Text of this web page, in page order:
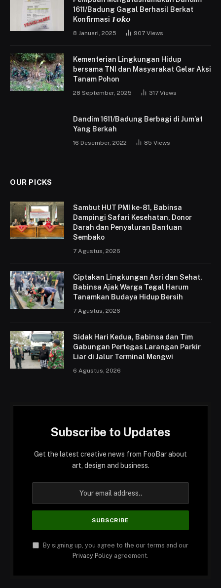
1611/Badung Gagal Berhasil Berkat
Konfirmasi 𝙏𝙤𝙠𝙤
8 Januari, 2025 907 Views
Kementerian Lingkungan Hidup
bersama TNI dan Masyarakat Gelar Aksi
Tanam Pohon
28 September, 2025 317 Views
Dandim 1611/Badung Berbagi di Jum’at
Yang Berkah
16 Desember, 2022 85 Views
OUR PICKS
Sambut HUT PMI ke-81, Babinsa
Dampingi Safari Kesehatan, Donor
Darah dan Penyaluran Bantuan
Sembako
7 Agustus, 2026
Ciptakan Lingkungan Asri dan Sehat,
Babinsa Ajak Warga Tegal Harum
Tanamkan Budaya Hidup Bersih
7 Agustus, 2026
Sidak Hari Kedua, Babinsa dan Tim
Gabungan Pertegas Larangan Parkir
Liar di Jalur Terminal Mengwi
6 Agustus, 2026
Subscribe to Updates
Get the latest creative news from FooBar about
art, design and business.
By signing up, you agree to the our terms and our
Privacy Policy agreement.